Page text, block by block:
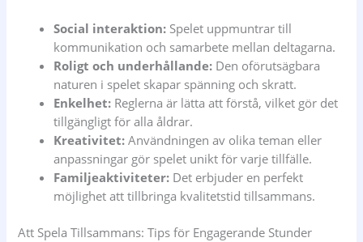
Social interaktion: Spelet uppmuntrar till
kommunikation och samarbete mellan deltagarna.
Roligt och underhållande: Den oförutsägbara
naturen i spelet skapar spänning och skratt.
Enkelhet: Reglerna är lätta att förstå, vilket gör det
tillgängligt för alla åldrar.
Kreativitet: Användningen av olika teman eller
anpassningar gör spelet unikt för varje tillfälle.
Familjeaktiviteter: Det erbjuder en perfekt
möjlighet att tillbringa kvalitetstid tillsammans.
Att Spela Tillsammans: Tips för Engagerande Stunder